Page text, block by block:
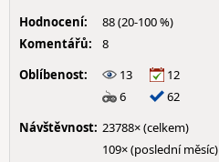
Hodnocení:
88 (20-100 %)
Komentářů:
8
Oblíbenost:
13
12
6
62
Návštěvnost: 23788× (celkem)
109× (poslední měsíc)